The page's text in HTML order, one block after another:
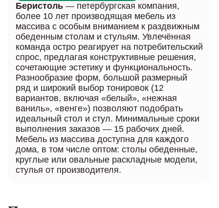
Беристоль — петербургская компания,
более 10 лет производящая мебель из
массива с особым вниманием к раздвижным
обеденным столам и стульям. Увлечённая
команда остро реагирует на потребительский
спрос, предлагая конструктивные решения,
сочетающие эстетику и функциональность.
Разнообразие форм, большой размерный
ряд и широкий выбор тонировок (12
вариантов, включая «белый», «нежная
ваниль», «венге») позволяют подобрать
идеальный стол и стул. Минимальные сроки
выполнения заказов — 15 рабочих дней.
Мебель из массива доступна для каждого
дома, в том числе оптом: столы обеденные,
круглые или овальные раскладные модели,
стулья от производителя.